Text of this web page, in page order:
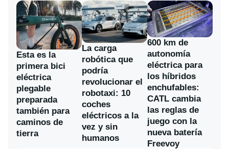
Esta es la
primera bici
eléctrica
plegable
preparada
también para
caminos de
tierra
La carga
robótica que
podría
revolucionar el
robotaxi: 10
coches
eléctricos a la
vez y sin
humanos
600 km de
autonomía
eléctrica para
los híbridos
enchufables:
CATL cambia
las reglas de
juego con la
nueva batería
Freevoy